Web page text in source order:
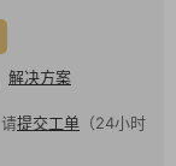
解决方案
提交工单 （24小时